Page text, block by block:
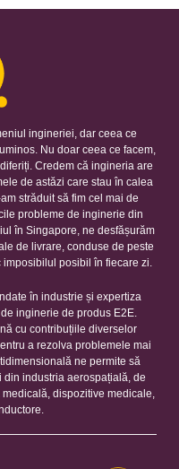
ingineriei, dar ceea ce
Nu doar ceea ce facem,
Credem că ingineria are
de astăzi care stau în calea
străduit să fim cel mai de
probleme de inginerie din
în Singapore, ne desfășurăm
de livrare, conduse de peste
posibil în fiecare zi.
în industrie și expertiza
inginerie de produs E2E.
cu contribuțiile diverselor
a rezolva problemele mai
ne permite să
industria aerospațială, de
dispozitive medicale,